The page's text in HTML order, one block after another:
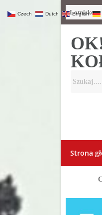
Lotnisko
Strona
Czech Dutch English